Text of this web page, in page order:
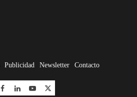
Publicidad Newsletter Contacto